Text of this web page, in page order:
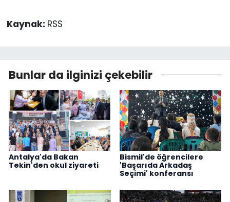
Kaynak: RSS
Bunlar da ilginizi çekebilir
Antalya'da Bakan
Tekin'den okul ziyareti
Bismil'de öğrencilere
'Başarıda Arkadaş
Seçimi' konferansı